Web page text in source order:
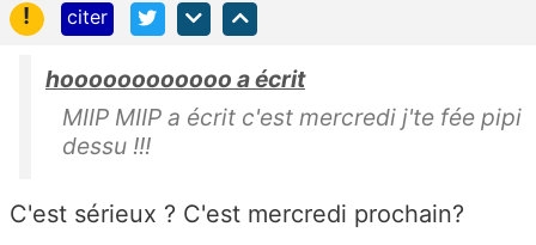
!
citer
hoooooooooooo a écrit
MIIP MIIP a écrit c'est mercredi j'te fée pipi
dessu !!!
C'est sérieux ? C'est mercredi prochain?